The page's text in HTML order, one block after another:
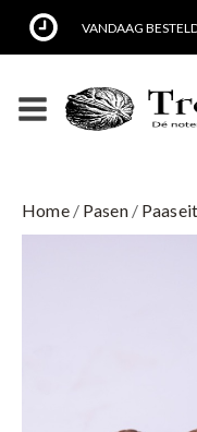
BESTELD BINNEN 48 UUR
Home/ Pasen/